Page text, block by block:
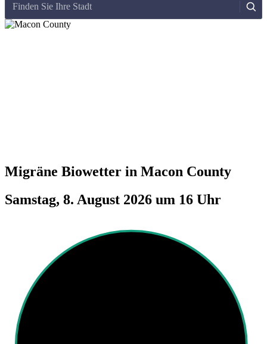
Finden Sie Ihre Stadt
Migräne Biowetter in Macon County
Samstag, 8. August 2026 um 16 Uhr